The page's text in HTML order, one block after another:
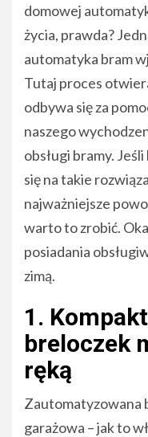
domowej
życia, prawda?
automatyka bram
Tutaj proces
odbywa się za
naszego
obsługi bramy.
się na takie
najważniejsze
warto to zrobić.
posiadania
zimą.
1.
breloczek
ręką
Zautomatyzowana
garażowa – jak to